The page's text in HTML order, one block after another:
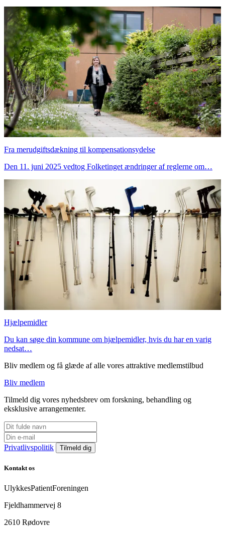
Fra merudgiftsdækning til kompensationsydelse
Den 11. juni 2025 vedtog Folketinget ændringer af reglerne om…
Hjælpemidler
Du kan søge din kommune om hjælpemidler, hvis du har en varig
nedsat…
Bliv medlem og få glæde af alle vores attraktive medlemstilbud
Bliv medlem
Tilmeld dig vores nyhedsbrev om forskning, behandling og
eksklusive arrangementer.
Privatlivspolitik
Kontakt os
UlykkesPatientForeningen
Fjeldhammervej 8
2610 Rødovre